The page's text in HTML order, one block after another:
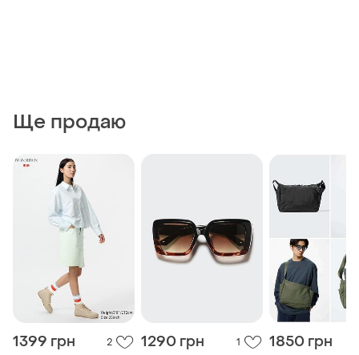
Ще продаю
1399 грн 2 1290 грн 1 1850 грн